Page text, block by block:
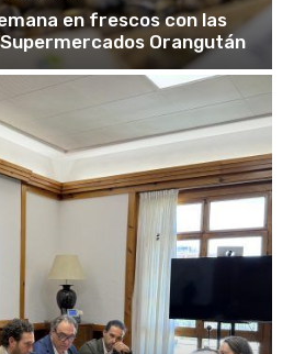
en frescos con las
Orangután